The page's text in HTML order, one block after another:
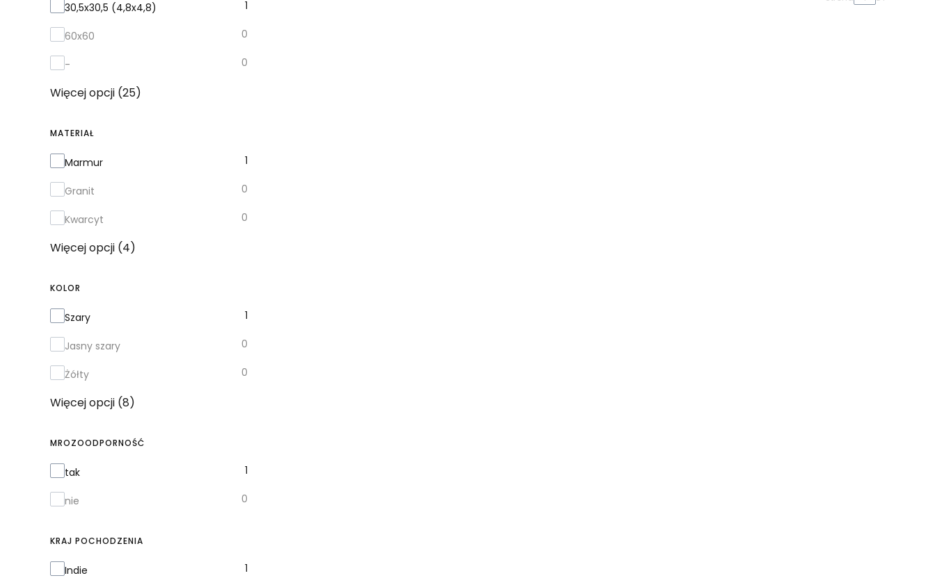
Format w cm
30,5x30,5 (4,8x4,8) 1
60x60 0
- 0
Więcej opcji (25)
MATERIAŁ
Materiał
Marmur 1
Granit 0
Kwarcyt 0
Więcej opcji (4)
KOLOR
Kolor
Szary 1
Jasny szary 0
Żółty 0
Więcej opcji (8)
MROZOODPORNOŚĆ
Mrozoodporność
tak 1
nie 0
KRAJ POCHODZENIA
Kraj pochodzenia
Indie 1